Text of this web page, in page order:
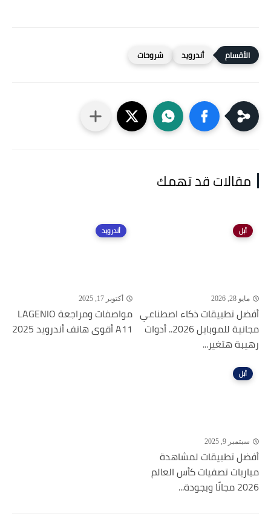
أندرويد شروحات
مقالات قد تهمك
أبل
مايو 28, 2026
أفضل تطبيقات ذكاء اصطناعي
مجانية للموبايل 2026.. أدوات
رهيبة هتغير...
أندرويد
أكتوبر 17, 2025
مواصفات ومراجعة LAGENIO
A11 أقوى هاتف أندرويد 2025
أبل
سبتمبر 9, 2025
أفضل تطبيقات لمشاهدة
مباريات تصفيات كأس العالم
2026 مجانًا وبجودة...